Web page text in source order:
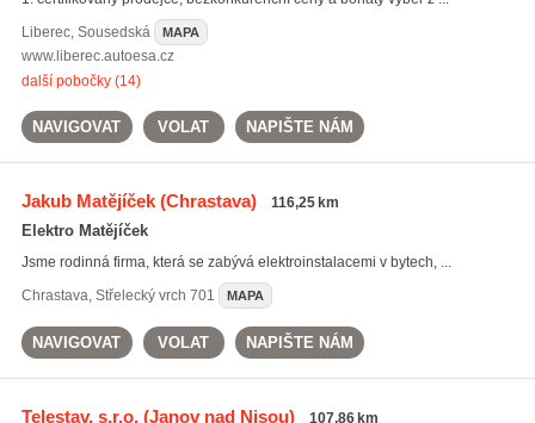
Liberec, Sousedská MAPA
www.liberec.autoesa.cz
další pobočky (14)
NAVIGOVAT VOLAT NAPIŠTE NÁM
Jakub Matějíček(Chrastava) 116,25 km
Elektro Matějíček
Jsme rodinná firma, která se zabývá elektroinstalacemi v bytech, ...
Chrastava, Střelecký vrch 701 MAPA
NAVIGOVAT VOLAT NAPIŠTE NÁM
Telestav, s.r.o.(Janov nad Nisou) 107,86 km